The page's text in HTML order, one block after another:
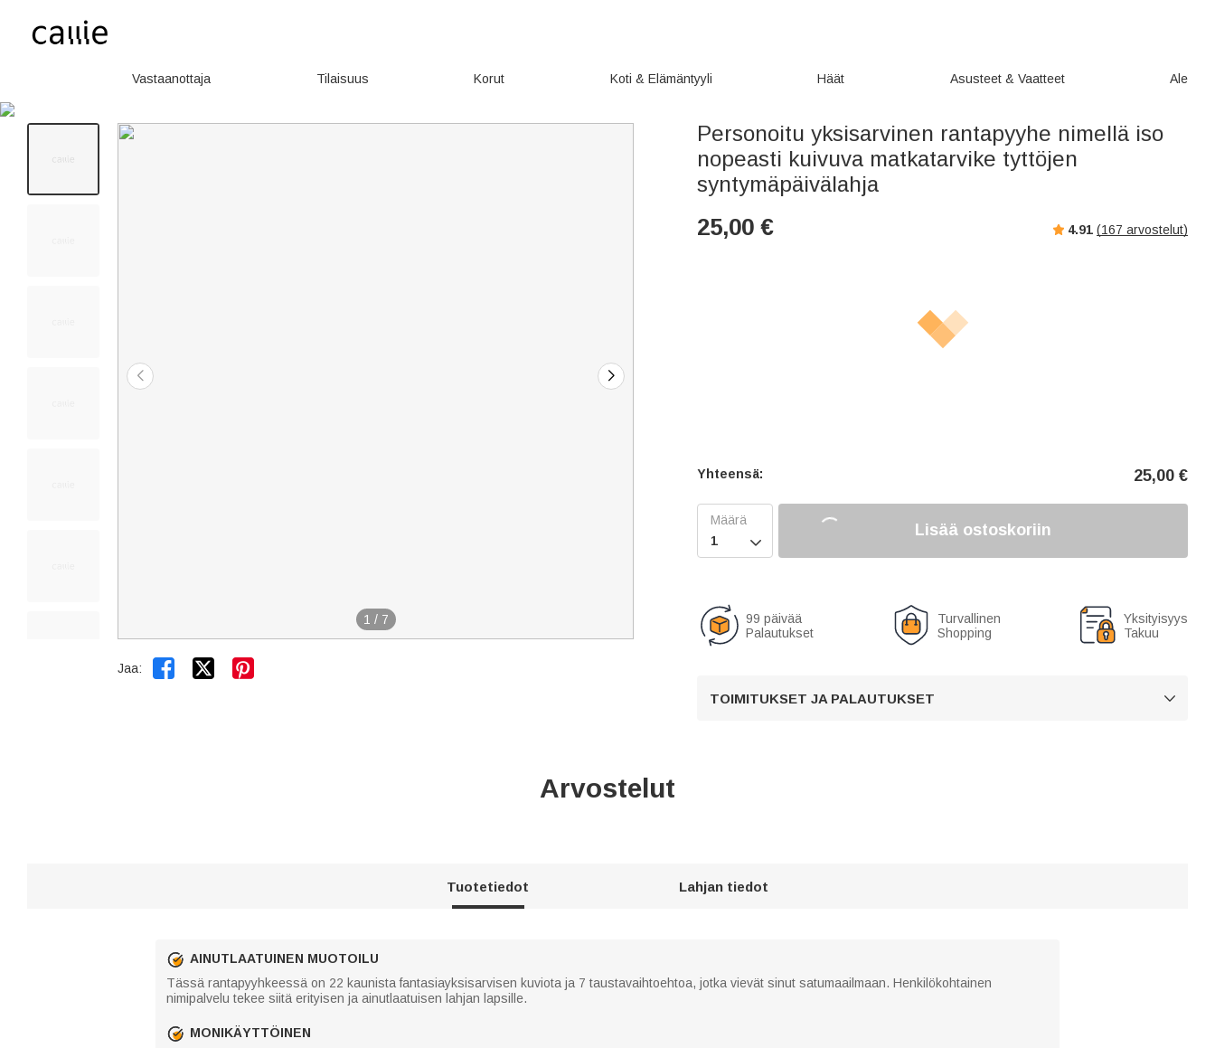
Vastaanottaja Tilaisuus Korut Koti & Elämäntyyli Häät Asusteet & Vaatteet Ale
1 / 7
Jaa:  
Personoitu yksisarvinen rantapyyhe nimellä iso
nopeasti kuivuva matkatarvike tyttöjen
syntymäpäivälahja
25,00 € 4.91 (167 arvostelut)
Yhteensä: 25,00 €

Lisää ostoskoriin
99 päivää
Palautukset
Turvallinen
Shopping
Yksityisyys
Takuu
TOIMITUKSET JA PALAUTUKSET 
Arvostelut
Tuotetiedot Lahjan tiedot
AINUTLAATUINEN MUOTOILU
Tässä rantapyyhkeessä on 22 kaunista fantasiayksisarvisen kuviota ja 7 taustavaihtoehtoa, jotka vievät sinut satumaailmaan. Henkilökohtainen
nimipalvelu tekee siitä erityisen ja ainutlaatuisen lahjan lapsille.
MONIKÄYTTÖINEN